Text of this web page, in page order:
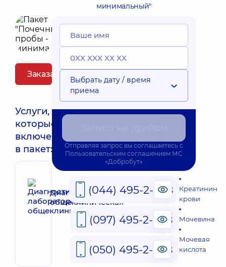
Заказать пакет
Услуги,
которые
включены
в пакет:
Диагностика лабораторная
общеклиническая
Креатинин
крови
Мочевина
Мочевая
кислота
минимальный"
Выбрать дату / время
приема
Отправляя запрос вы соглашаетесь с
Пользовательским соглашением МС
«Добробут»
(044) 495-2-888
(097) 495-2-888
(050) 495-2-888